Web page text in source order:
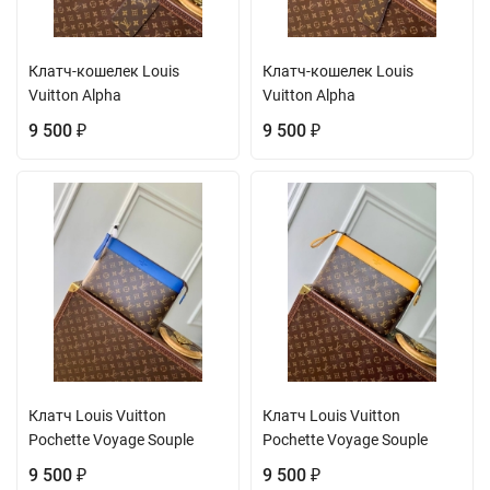
Клатч-кошелек Louis
Vuitton Alpha
9 500 ₽
Клатч-кошелек Louis
Vuitton Alpha
9 500 ₽
Клатч Louis Vuitton
Pochette Voyage Souple
9 500 ₽
Клатч Louis Vuitton
Pochette Voyage Souple
9 500 ₽